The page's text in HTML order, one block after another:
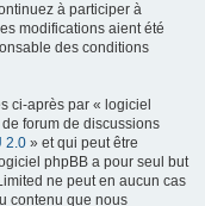
à participer à
modifications aient été
des conditions
ci-après par « logiciel
forum de discussions
2.0 » et qui peut être
phpBB a pour seul but
ne peut en aucun cas
contenu que nous